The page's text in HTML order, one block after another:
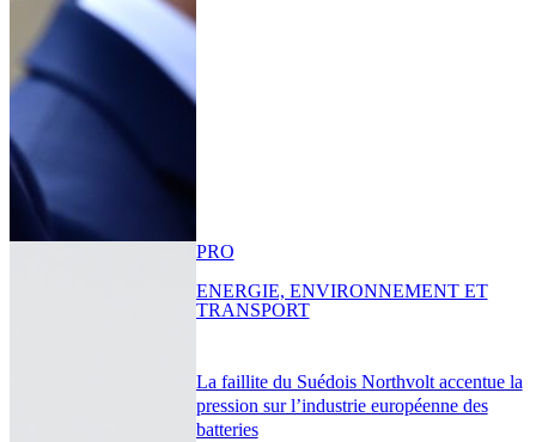
La faillite du Suédois Northvolt accentue la
pression sur l’industrie européenne des
batteries
PRO
ENERGIE, ENVIRONNEMENT ET
TRANSPORT